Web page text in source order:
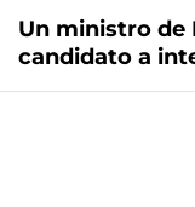
Un ministro de
candidato a